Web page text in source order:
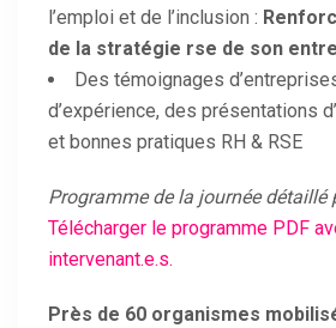
l’emploi et de l’inclusion :
de la stratégie rse de son
Des témoignages
d’expérience, des présentations
et bonnes pratiques RH & RSE
Programme de la journée détaillé
Télécharger le programme PDF
intervenant.e.s.
Près de 60 organismes